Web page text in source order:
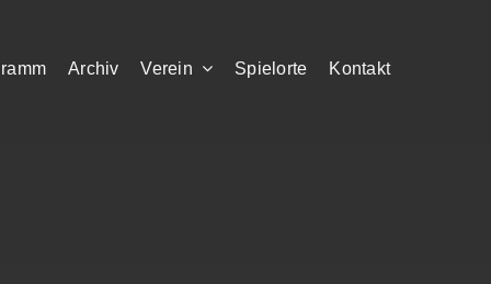
Archiv Verein Spielorte Kontakt